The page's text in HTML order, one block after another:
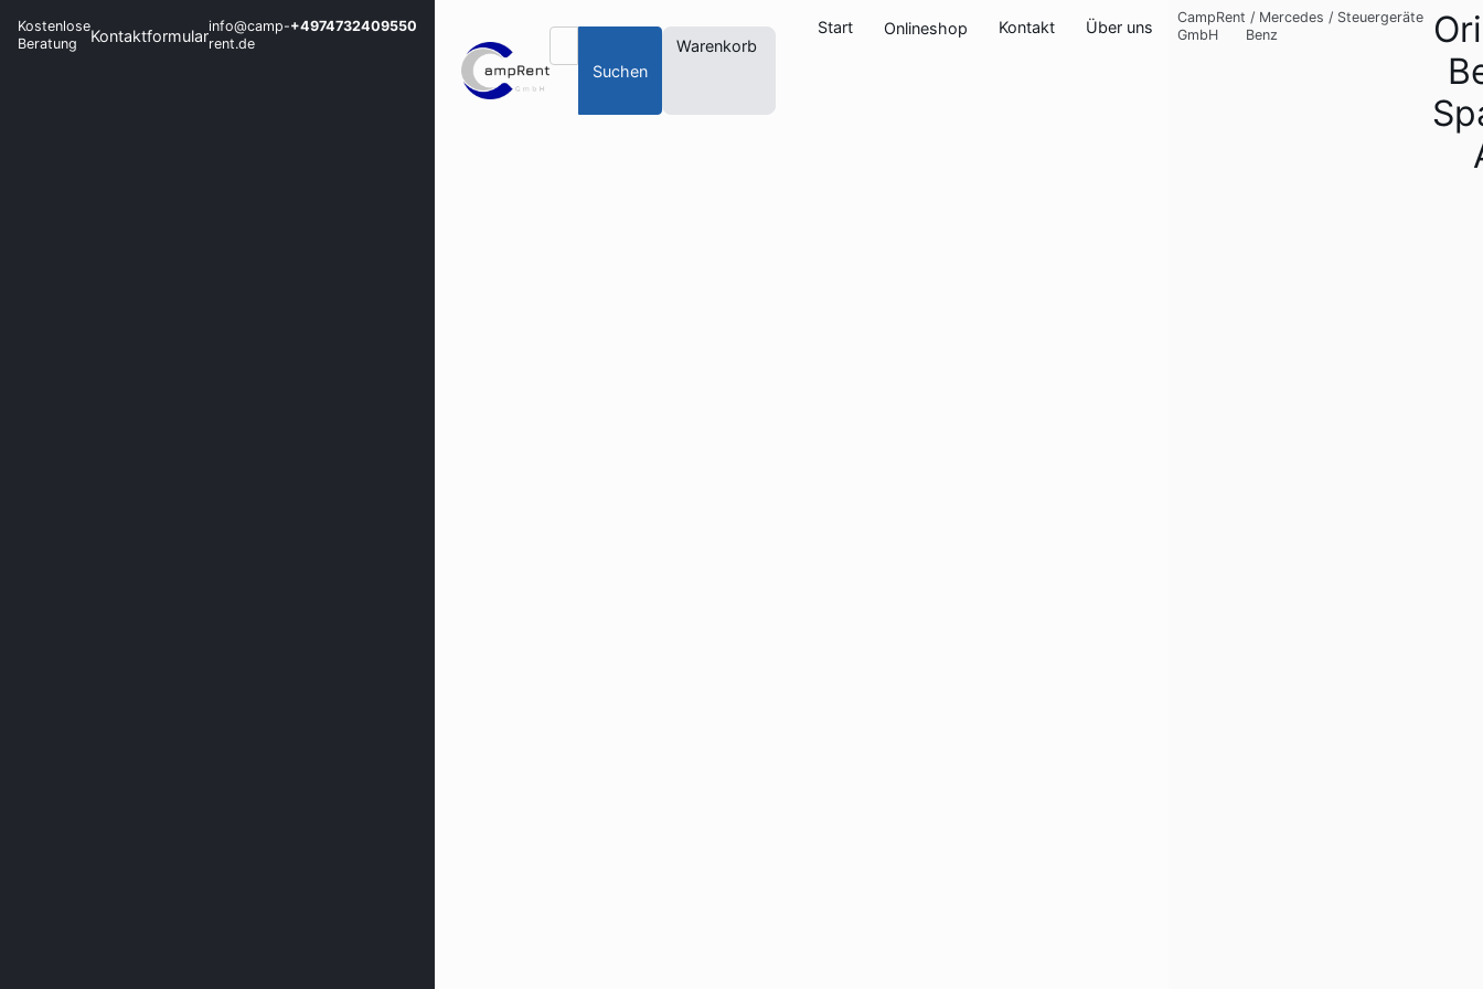
Kostenlose
Beratung
Kontaktformularinfo@camp-
rent.de
+4974732409550
Suchen
Warenkorb
Start Onlineshop Kontakt Über uns
CampRent
GmbH
/ Mercedes
Benz
/ Steuergeräte